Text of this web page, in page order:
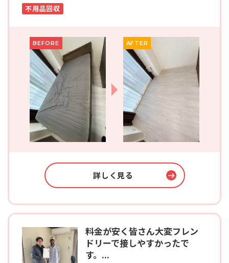
不用品回収
BEFORE AFTER
詳しく見る
料金が安く皆さん大変フレン
ドリーで接しやすかったで
す。...